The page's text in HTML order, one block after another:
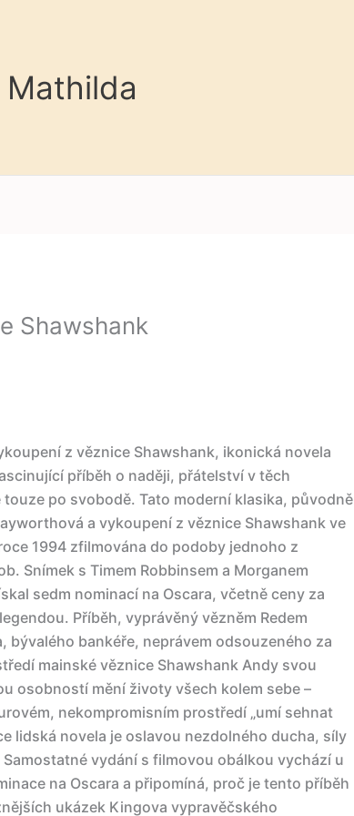
Shawshank
z věznice Shawshank, ikonická novela
příběh o naději, přátelství v těch
po svobodě. Tato moderní klasika, původně
a vykoupení z věznice Shawshank ve
1994 zfilmována do podoby jednoho z
Snímek s Timem Robbinsem a Morganem
sedm nominací na Oscara, včetně ceny za
Příběh, vyprávěný vězněm Redem
bývalého bankéře, neprávem odsouzeného za
mainské věznice Shawshank Andy svou
osobností mění životy všech kolem sebe –
nekompromisním prostředí „umí sehnat
lidská novela je oslavou nezdolného ducha, síly
vydání s filmovou obálkou vychází u
na Oscara a připomíná, proč je tento příběh
ukázek Kingova vypravěčského